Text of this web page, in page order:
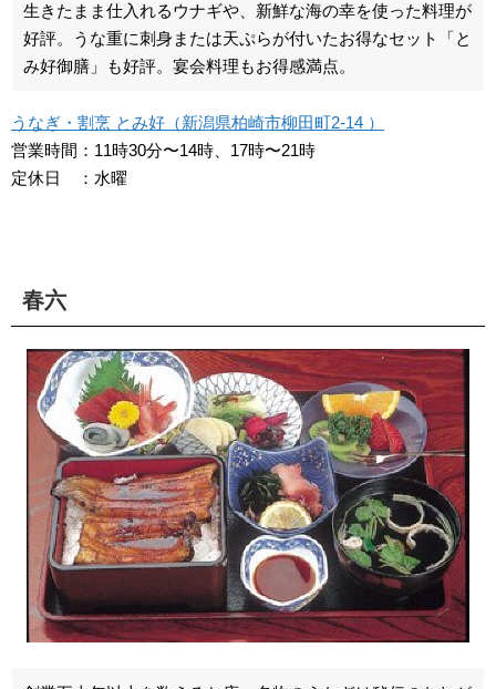
生きたまま仕入れるウナギや、新鮮な海の幸を使った料理が
好評。うな重に刺身または天ぷらが付いたお得なセット「と
み好御膳」も好評。宴会料理もお得感満点。
うなぎ・割烹 とみ好（新潟県柏崎市柳田町2-14 ）
営業時間：11時30分〜14時、17時〜21時
定休日 ：水曜
春六